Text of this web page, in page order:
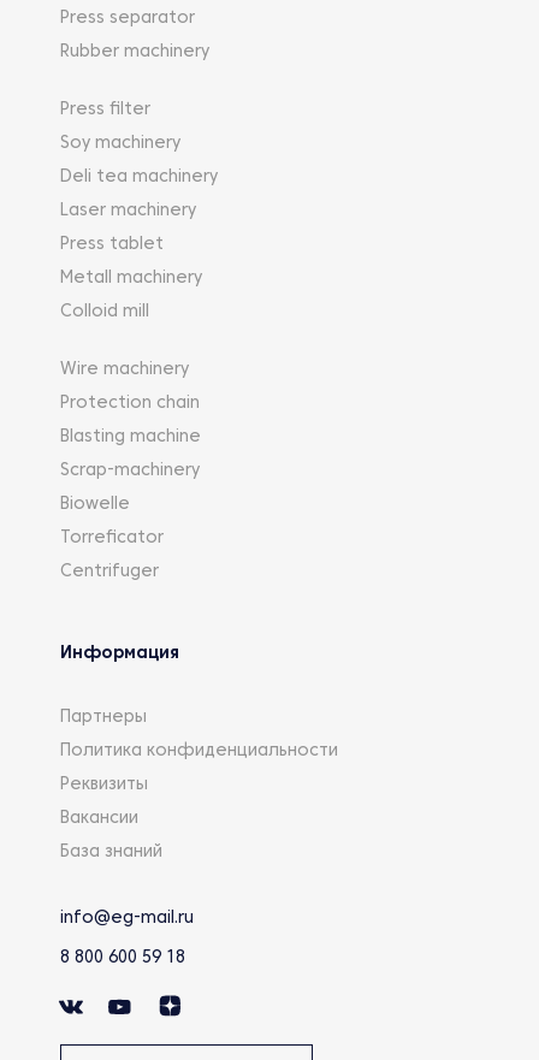
Press separator
Rubber machinery
Press filter
Soy machinery
Deli tea machinery
Laser machinery
Press tablet
Metall machinery
Colloid mill
Wire machinery
Protection chain
Blasting machine
Scrap-machinery
Biowelle
Torreficator
Centrifuger
Информация
Партнеры
Политика конфиденциальности
Реквизиты
Вакансии
База знаний
info@eg-mail.ru
8 800 600 59 18